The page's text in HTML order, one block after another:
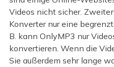
Videos nicht sicher.
Konverter nur eine
B. kann OnlyMP3 nur
konvertieren. Wenn die
Sie außerdem sehr lange